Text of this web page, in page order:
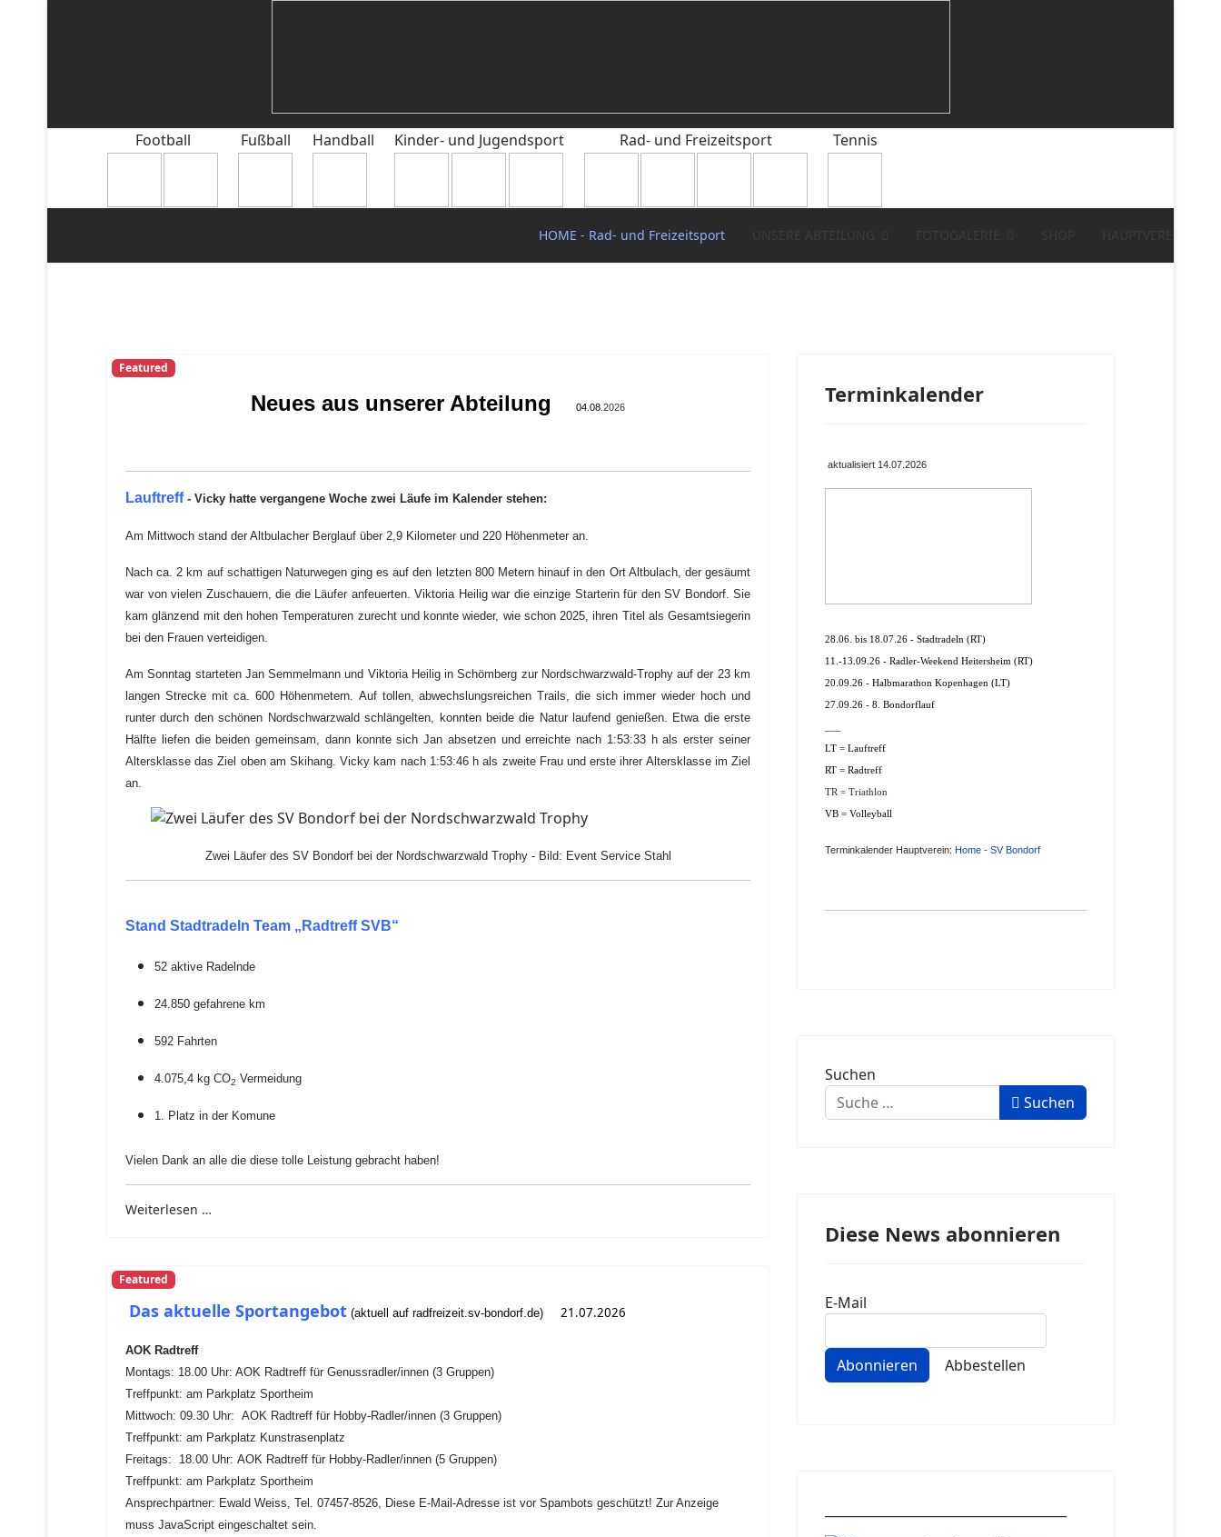
Football Fußball Handball Kinder- und Jugendsport Rad- und Freizeitsport Tennis
HOME - Rad- und Freizeitsport
Featured
Neues aus unserer Abteilung 04.08 .2026
Lauftreff - Vicky hatte vergangene Woche zwei Läufe im Kalender stehen:
Am Mittwoch stand der Altbulacher Berglauf über 2,9 Kilometer und 220 Höhenmeter an.
Nach ca. 2 km auf schattigen Naturwegen ging es auf den letzten 800 Metern hinauf in den Ort Altbulach, der gesäumt
war von vielen Zuschauern, die die Läufer anfeuerten. Viktoria Heilig war die einzige Starterin für den SV Bondorf. Sie
kam glänzend mit den hohen Temperaturen zurecht und konnte wieder, wie schon 2025,ihren Titel als Gesamtsiegerin
bei den Frauen verteidigen.
Am Sonntag starteten Jan Semmelmann und Viktoria Heilig in Schömberg zur Nordschwarzwald-Trophy auf der 23 km
langen Strecke mit ca. 600 Höhenmetern. Auf tollen, abwechslungsreichen Trails, die sich immer wieder hoch und
runter durch den schönen Nordschwarzwald schlängelten, konnten beide die Natur laufend genießen. Etwa die erste
Hälfte liefen die beiden gemeinsam, dann konnte sich Jan absetzen und erreichte nach 1:53:33 h als erster seiner
Altersklasse das Ziel oben am Skihang.Vicky kam nach 1:53:46 h als zweite Frau und erste ihrer Altersklasse im Ziel
an.
Zwei Läufer des SV Bondorf bei der Nordschwarzwald Trophy - Bild: Event Service Stahl
Stand Stadtradeln Team „Radtreff SVB“
52 aktive Radelnde
24.850 gefahrene km
592 Fahrten
4.075,4 kg CO2 Vermeidung
1. Platz in der Komune
Vielen Dank an alle die diese tolle Leistung gebracht haben!
Weiterlesen …
Featured
Das aktuelle Sportangebot (aktuell auf radfreizeit.sv-bondorf.de) 21.07.2026
AOK Radtreff
Montags: 18.00 Uhr: AOK Radtreff für Genussradler/innen (3 Gruppen)
Treffpunkt: am Parkplatz Sportheim
Mittwoch: 09.30 Uhr: AOK Radtreff für Hobby-Radler/innen (3 Gruppen)
Treffpunkt: am Parkplatz Kunstrasenplatz
Freitags: 18.00 Uhr: AOK Radtreff für Hobby-Radler/innen (5 Gruppen)
Treffpunkt: am Parkplatz Sportheim
Ansprechpartner: Ewald Weiss, Tel. 07457-8526, Diese E-Mail-Adresse ist vor Spambots geschützt! Zur Anzeige
muss JavaScript eingeschaltet sein.
Terminkalender
aktualisiert 14.07.2026
28.06. bis 18.07.26 - Stadtradeln (RT)
11.-13.09.26 - Radler-Weekend Heitersheim (RT)
20.09.26 - Halbmarathon Kopenhagen (LT)
27.09.26 - 8. Bondorflauf
LT = Lauftreff
RT = Radtreff
TR = Triathlon
VB = Volleyball
Terminkalender Hauptverein: Home - SV Bondorf
Suchen
Suchen
Diese News abonnieren
E-Mail
Abonnieren Abbestellen